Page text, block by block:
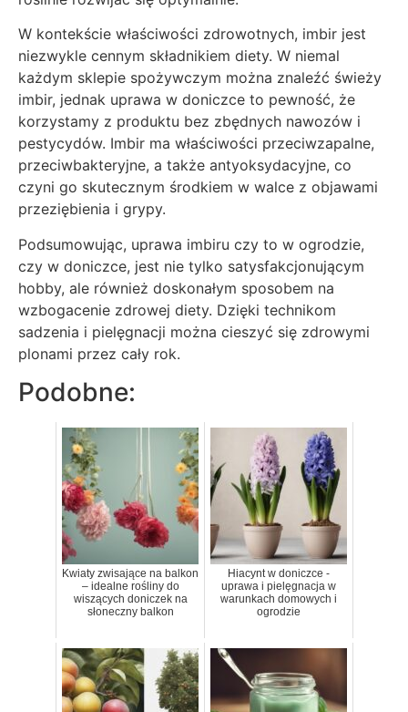
W kontekście właściwości zdrowotnych, imbir jest
niezwykle cennym składnikiem diety. W niemal
każdym sklepie spożywczym można znaleźć świeży
imbir, jednak uprawa w doniczce to pewność, że
korzystamy z produktu bez zbędnych nawozów i
pestycydów. Imbir ma właściwości przeciwzapalne,
przeciwbakteryjne, a także antyoksydacyjne, co
czyni go skutecznym środkiem w walce z objawami
przeziębienia i grypy.
Podsumowując, uprawa imbiru czy to w ogrodzie,
czy w doniczce, jest nie tylko satysfakcjonującym
hobby, ale również doskonałym sposobem na
wzbogacenie zdrowej diety. Dzięki technikom
sadzenia i pielęgnacji można cieszyć się zdrowymi
plonami przez cały rok.
Podobne:
Kwiaty zwisające na balkon
– idealne rośliny do
wiszących doniczek na
słoneczny balkon
Hiacynt w doniczce -
uprawa i pielęgnacja w
warunkach domowych i
ogrodzie